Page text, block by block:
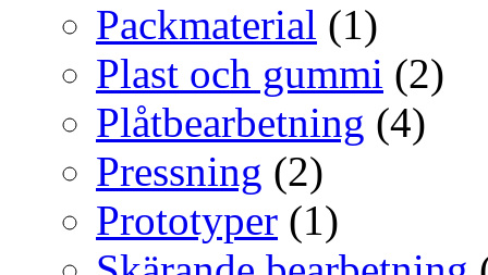
Packmaterial (1)
Plast och gummi (2)
Plåtbearbetning (4)
Pressning (2)
Prototyper (1)